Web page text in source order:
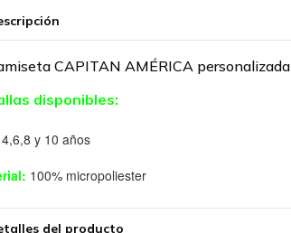
CAPITAN AMÉRICA personalizada
disponibles:
4,6,8 y 10 años
100% micropoliester
del producto